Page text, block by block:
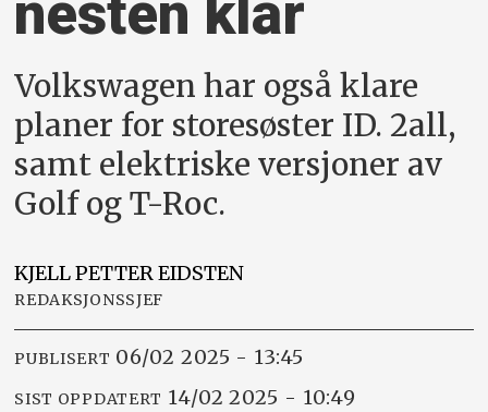
nesten klar
Volkswagen har også klare
planer for storesøster ID. 2all,
samt elektriske versjoner av
Golf og T-Roc.
KJELL PETTER EIDSTEN
REDAKSJONSSJEF
PUBLISERT 06/02 2025 - 13:45
SIST OPPDATERT 14/02 2025 - 10:49